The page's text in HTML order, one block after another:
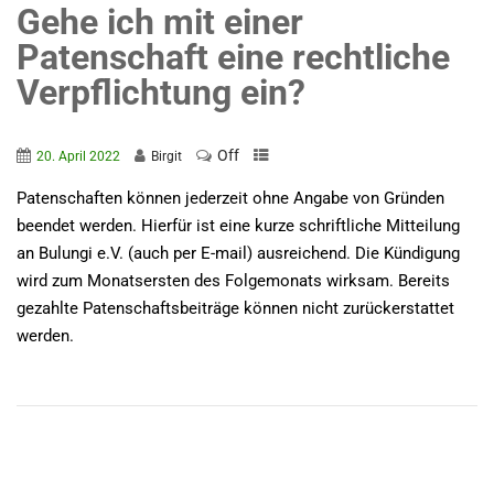
Gehe ich mit einer
Patenschaft eine rechtliche
Verpflichtung ein?
20. April 2022 Birgit Off
Patenschaften können jederzeit ohne Angabe von Gründen
beendet werden. Hierfür ist eine kurze schriftliche Mitteilung
an Bulungi e.V. (auch per E-mail) ausreichend. Die Kündigung
wird zum Monatsersten des Folgemonats wirksam. Bereits
gezahlte Patenschaftsbeiträge können nicht zurückerstattet
werden.